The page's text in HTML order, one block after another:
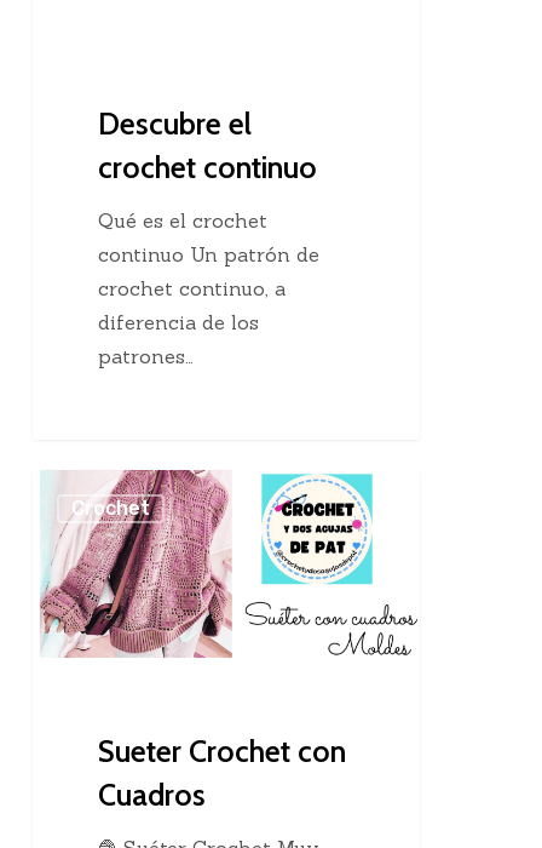
Descubre el
crochet continuo
Qué es el crochet
continuo Un patrón de
crochet continuo, a
diferencia de los
patrones…
Crochet
con
Cuadros
Crochet
Sueter Crochet con
Cuadros